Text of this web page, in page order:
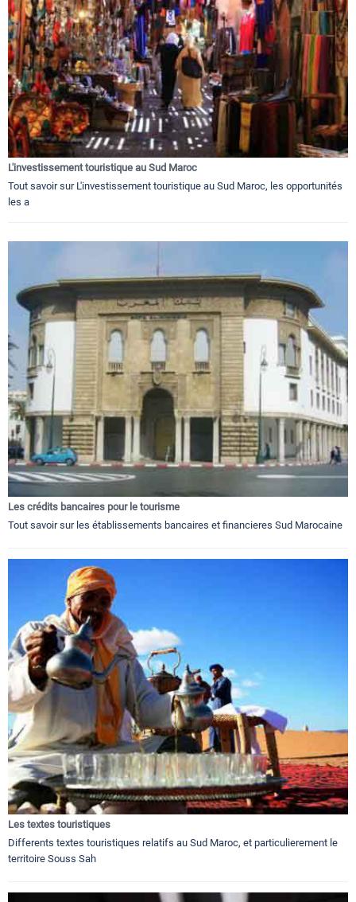
L'investissement touristique au Sud Maroc
Tout savoir sur L'investissement touristique au Sud Maroc, les opportunités
les a
Les crédits bancaires pour le tourisme
Tout savoir sur les établissements bancaires et financieres Sud Marocaine
Les textes touristiques
Differents textes touristiques relatifs au Sud Maroc, et particulierement le
territoire Souss Sah